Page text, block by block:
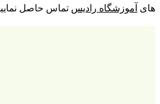
های آموزشگاه رادیس تماس حاصل